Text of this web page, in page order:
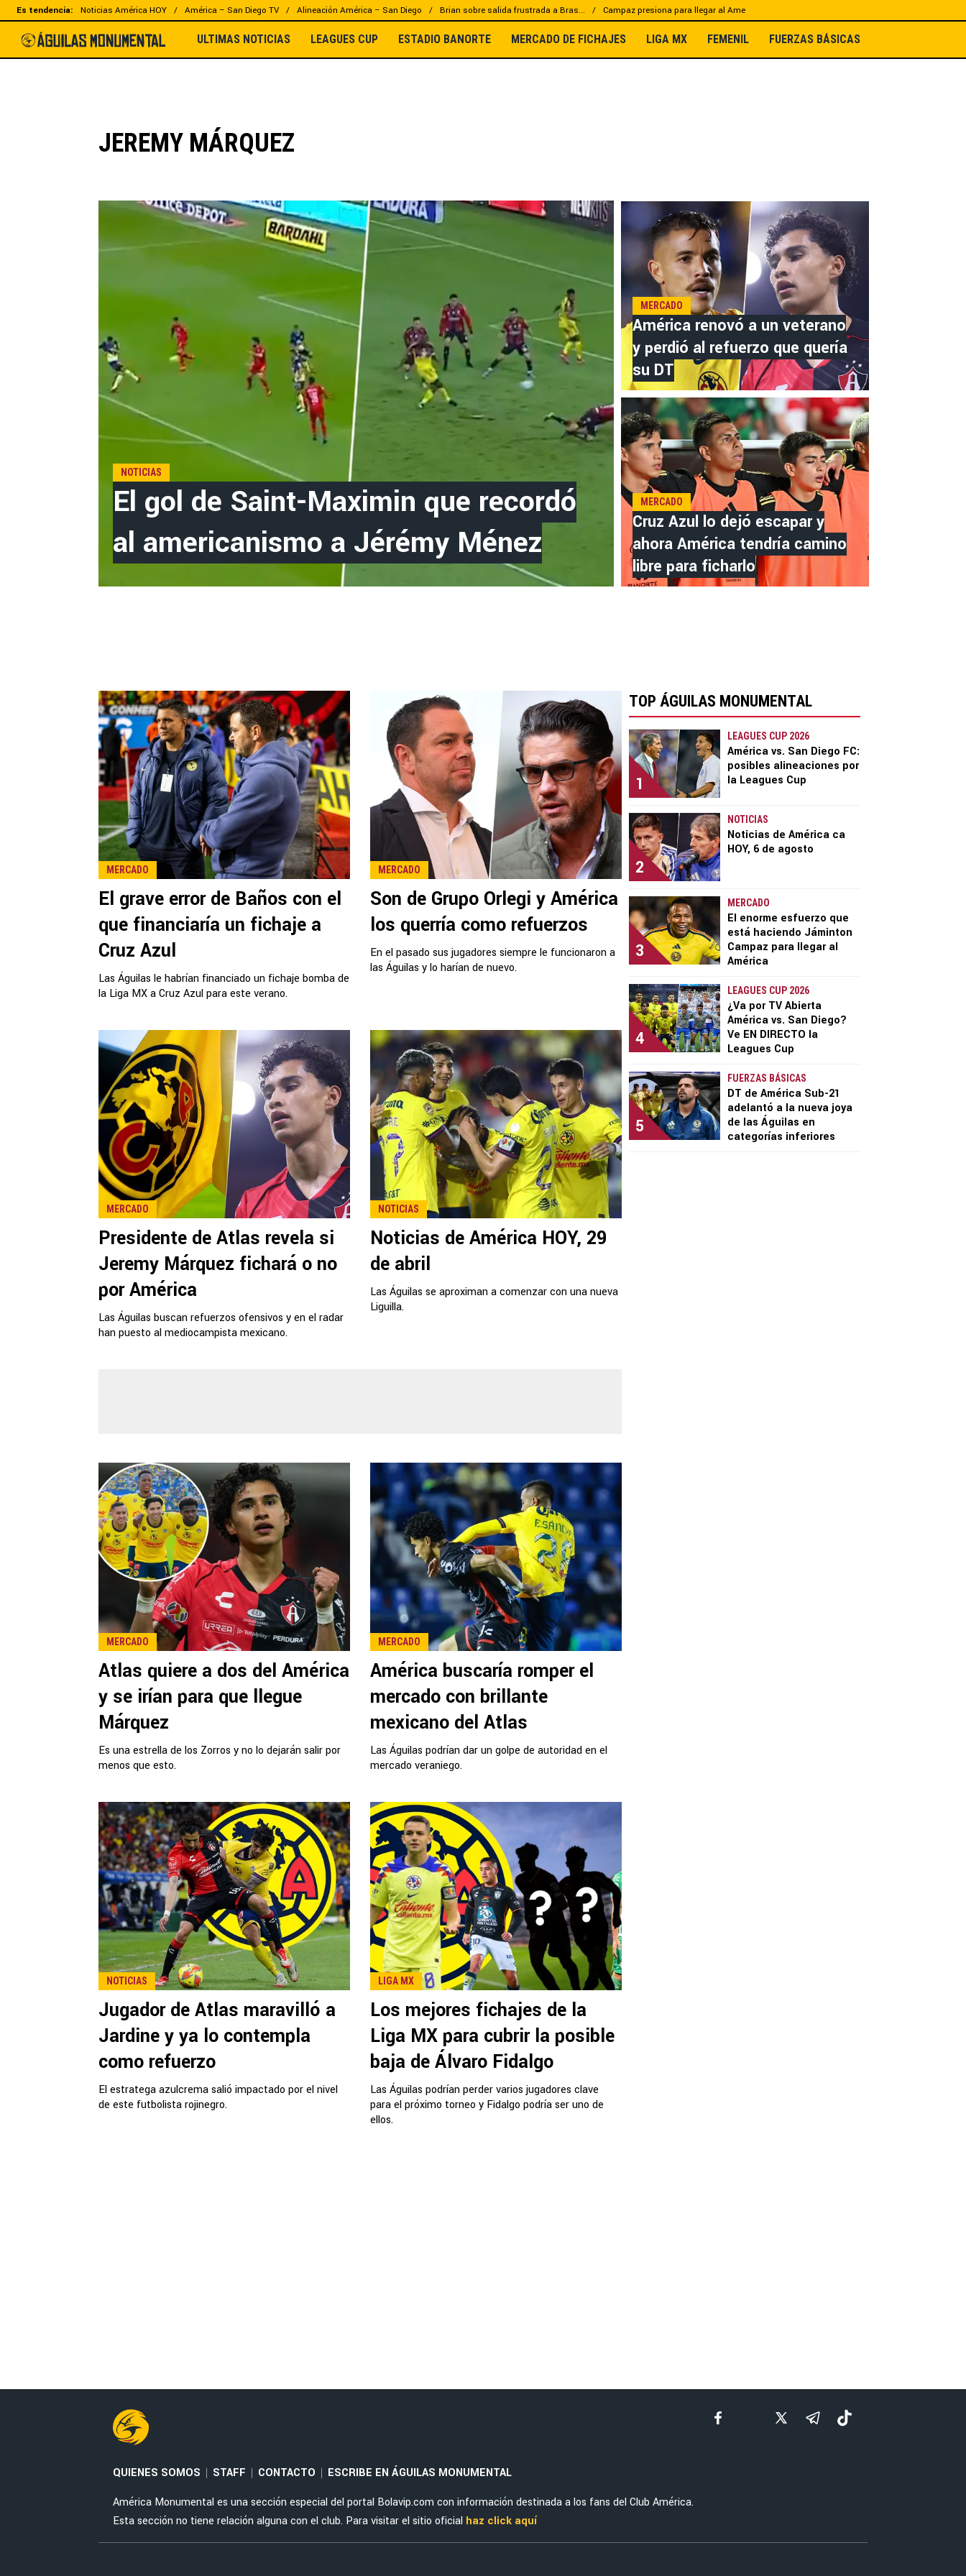
Es tendencia: Noticias América HOY América – San Diego TV Alineación América – San Diego Brian sobre salida frustrada a Bras... Campaz presiona para llegar al Ame
ULTIMAS NOTICIAS LEAGUES CUP ESTADIO BANORTE MERCADO DE FICHAJES LIGA MX FEMENIL FUERZAS BÁSICAS
JEREMY MÁRQUEZ
NOTICIAS
El gol de Saint-Maximin que recordó
al americanismo a Jérémy Ménez
MERCADO
América renovó a un veterano
y perdió al refuerzo que quería
su DT
MERCADO
Cruz Azul lo dejó escapar y
ahora América tendría camino
libre para ficharlo
MERCADO
El grave error de Baños con el
que financiaría un fichaje a
Cruz Azul
Las Águilas le habrían financiado un fichaje bomba de
la Liga MX a Cruz Azul para este verano.
MERCADO
Son de Grupo Orlegi y América
los querría como refuerzos
En el pasado sus jugadores siempre le funcionaron a
las Águilas y lo harían de nuevo.
MERCADO
Presidente de Atlas revela si
Jeremy Márquez fichará o no
por América
Las Águilas buscan refuerzos ofensivos y en el radar
han puesto al mediocampista mexicano.
NOTICIAS
Noticias de América HOY, 29
de abril
Las Águilas se aproximan a comenzar con una nueva
Liguilla.
MERCADO
Atlas quiere a dos del América
y se irían para que llegue
Márquez
Es una estrella de los Zorros y no lo dejarán salir por
menos que esto.
MERCADO
América buscaría romper el
mercado con brillante
mexicano del Atlas
Las Águilas podrían dar un golpe de autoridad en el
mercado veraniego.
NOTICIAS
Jugador de Atlas maravilló a
Jardine y ya lo contempla
como refuerzo
El estratega azulcrema salió impactado por el nivel
de este futbolista rojinegro.
LIGA MX
Los mejores fichajes de la
Liga MX para cubrir la posible
baja de Álvaro Fidalgo
Las Águilas podrían perder varios jugadores clave
para el próximo torneo y Fidalgo podría ser uno de
ellos.
TOP ÁGUILAS MONUMENTAL
1
LEAGUES CUP 2026
América vs. San Diego FC:
posibles alineaciones por
la Leagues Cup
2
NOTICIAS
Noticias de América ca
HOY, 6 de agosto
3
MERCADO
El enorme esfuerzo que
está haciendo Jáminton
Campaz para llegar al
América
4
LEAGUES CUP 2026
¿Va por TV Abierta
América vs. San Diego?
Ve EN DIRECTO la
Leagues Cup
5
FUERZAS BÁSICAS
DT de América Sub-21
adelantó a la nueva joya
de las Águilas en
categorías inferiores
QUIENES SOMOS | STAFF | CONTACTO | ESCRIBE EN ÁGUILAS MONUMENTAL
América Monumental es una sección especial del portal Bolavip.com con información destinada a los fans del Club América.
Esta sección no tiene relación alguna con el club. Para visitar el sitio oficial haz click aquí